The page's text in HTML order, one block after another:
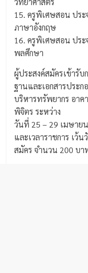
15. ครูพิเศษสอน ปร
ภาษาอังกฤษ
16. ครูพิเศษสอน ปร
พลศึกษา
ผู้ประสงค์สมัครเข้ารั
ฐานและเอกสารประ
บริหารทรัพยากร อาค
พิจิตร ระหว่าง
วันที่ 25 – 29 เมษาย
และเวลาราชการ เว้
สมัคร จำนวน 200 บา